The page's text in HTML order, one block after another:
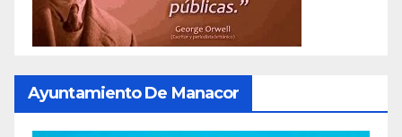
Ayuntamiento De Manacor